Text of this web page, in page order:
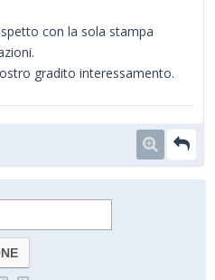
con la sola stampa
gradito interessamento.